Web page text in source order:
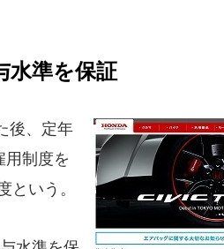
水準を保証
後、定年
用制度を
という。